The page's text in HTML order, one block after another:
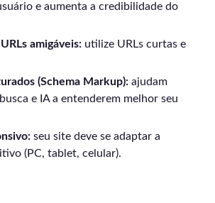
e aumenta a credibilidade do
amigáveis: utilize URLs curtas e
(Schema Markup): ajudam
e IA a entenderem melhor seu
seu site deve se adaptar a
(PC, tablet, celular).